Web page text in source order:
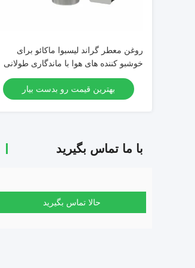
روغن معطر گراند لیسبوا ماکائو برای
خوشبو کننده های هوا با ماندگاری طولانی
بهترین قیمت رو بدست بیار
با ما تماس بگیرید
حالا تماس بگیرید